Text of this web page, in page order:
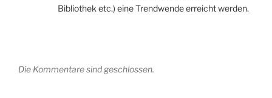
Bibliothek etc.) eine Trendwende erreicht werden.
Die Kommentare sind geschlossen.